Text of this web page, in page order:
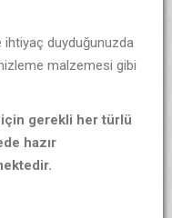
ihtiyaç duyduğunuzda
malzemesi gibi
gerekli her türlü
hazır